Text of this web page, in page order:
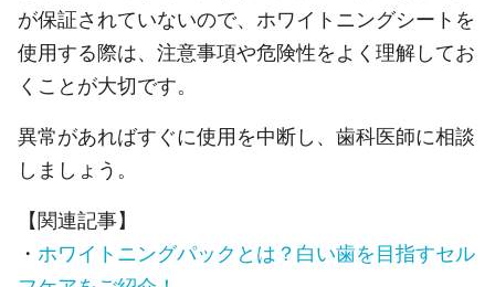
が保証されていないので、ホワイトニングシートを
使用する際は、注意事項や危険性をよく理解してお
くことが大切です。
異常があればすぐに使用を中断し、歯科医師に相談
しましょう。
【関連記事】
・ ホワイトニングパックとは？白い歯を目指すセル